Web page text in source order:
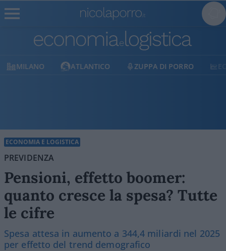
MILANO ATLANTICO ZUPPA DI PORRO
ECONOMIA E LOGISTICA
PREVIDENZA
Pensioni, effetto boomer:
quanto cresce la spesa? Tutte
le cifre
Spesa attesa in aumento a 344,4 miliardi nel 2025
per effetto del trend demografico